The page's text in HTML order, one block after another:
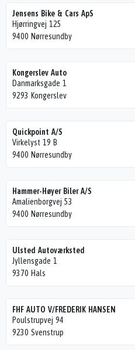
Jensens Bike & Cars ApS
Hjørringvej 125
9400 Nørresundby
Kongerslev Auto
Danmarksgade 1
9293 Kongerslev
Quickpoint A/S
Virkelyst 19 B
9400 Nørresundby
Hammer-Høyer Biler A/S
Amalienborgvej 53
9400 Nørresundby
Ulsted Autoværksted
Jyllensgade 1
9370 Hals
FHF AUTO V/FREDERIK HANSEN
Poulstrupvej 94
9230 Svenstrup